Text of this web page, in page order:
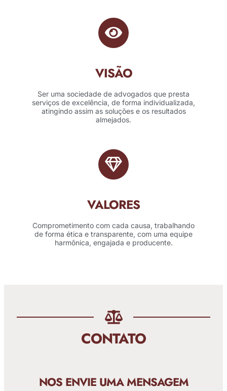
VISÃO
Ser uma sociedade de advogados que presta
serviços de excelência, de forma individualizada,
atingindo assim as soluções e os resultados
almejados.
VALORES
Comprometimento com cada causa, trabalhando
de forma ética e transparente, com uma equipe
harmônica, engajada e producente.
CONTATO
NOS ENVIE UMA MENSAGEM